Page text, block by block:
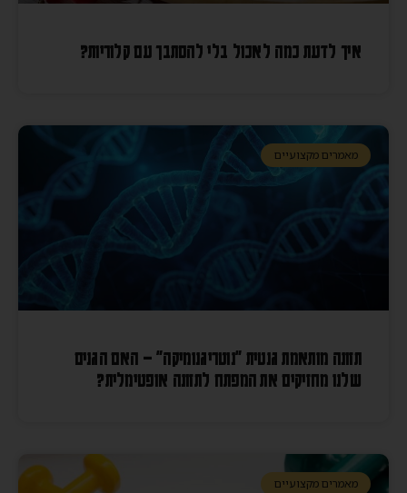
איך לדעת כמה לאכול בלי להסתבך עם קלוריות?
מאמרים מקצועיים
תזונה מותאמת גנטית "נוטריגנומיקה" – האם הגנים
שלנו מחזיקים את המפתח לתזונה אופטימלית?
מאמרים מקצועיים